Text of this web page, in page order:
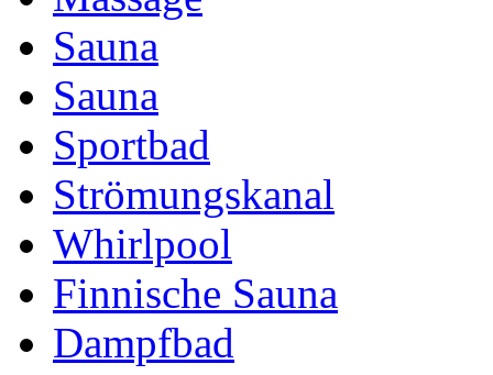
Sauna
Sauna
Sportbad
Strömungskanal
Whirlpool
Finnische Sauna
Dampfbad